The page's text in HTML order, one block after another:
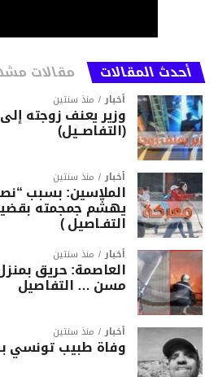
أحدث المقالات مقالات
أخبار منذ سنتين
وزير يعنف زوجته
(التفاصــيل)
أخبار منذ سنتين
الملاسين: بسبب
يهشّم جمجمته
التفـاصيل )
أخبار منذ سنتين
العاصمة: حريق
مسن … التفاصيل
أخبار منذ سنتين
وفاة طبيب تونسي